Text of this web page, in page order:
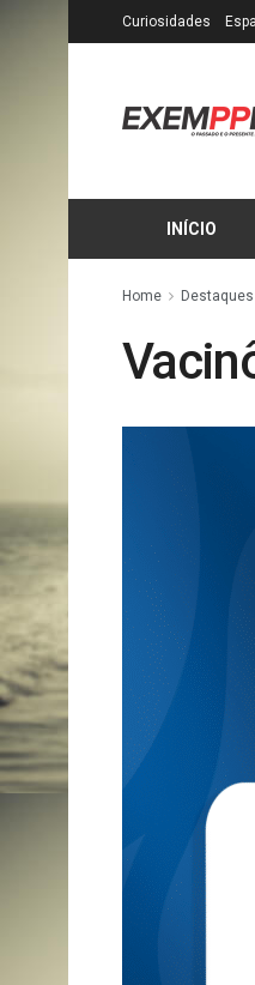
Curiosidades
INÍCIO
Home Destaques